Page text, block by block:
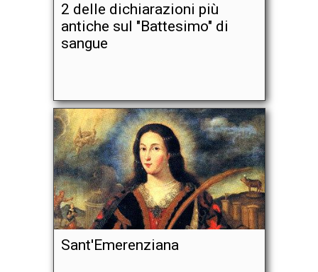
2 delle dichiarazioni più
antiche sul "Battesimo" di
sangue
Sant'Emerenziana